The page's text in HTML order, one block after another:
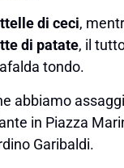
di ceci,
di patate, il
tondo.
abbiamo
in Piazza
Garibaldi.